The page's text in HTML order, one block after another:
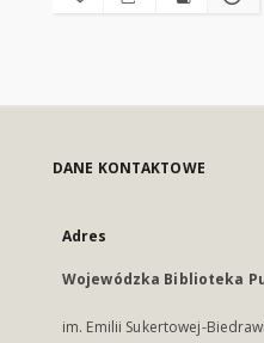
DANE KONTAKTOWE
Adres
Wojewódzka Biblioteka
im. Emilii Sukertowej-